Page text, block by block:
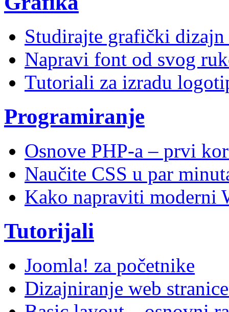
Studirajte grafički dizajn
Napravi font od svog
Tutoriali za izradu
Programiranje
Osnove PHP-a – prvi
Naučite CSS u par
Kako napraviti moderni
Tutorijali
Joomla! za početnike
Dizajniranje web